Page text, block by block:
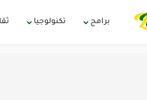
برامج تكنولوجيا